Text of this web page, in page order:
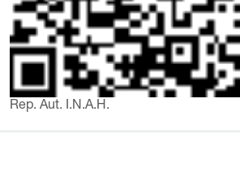
Rep. Aut. I.N.A.H.